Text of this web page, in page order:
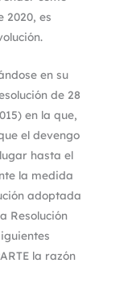
2020, es
en su
de 28
en la que,
el devengo
hasta el
la medida
adoptada
Resolución
la razón